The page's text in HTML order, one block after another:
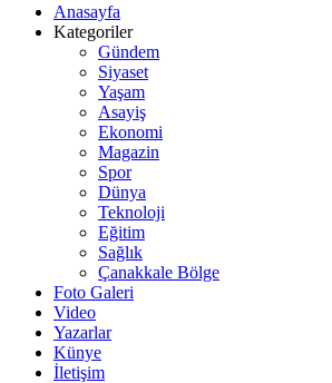
Anasayfa
Kategoriler
Gündem
Siyaset
Yaşam
Asayiş
Ekonomi
Magazin
Spor
Dünya
Teknoloji
Eğitim
Sağlık
Çanakkale Bölge
Foto Galeri
Video
Yazarlar
Künye
İletişim